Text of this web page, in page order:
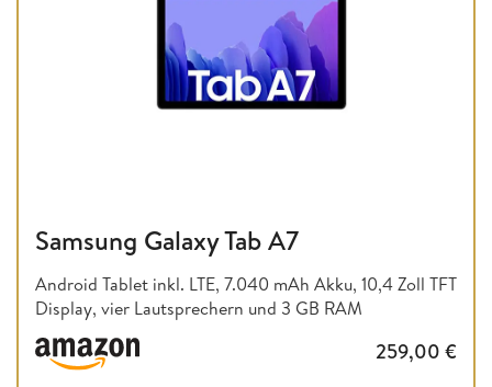
Samsung Galaxy Tab A7
Android Tablet inkl. LTE, 7.040 mAh Akku, 10,4 Zoll TFT
Display, vier Lautsprechern und 3 GB RAM
259,00 €